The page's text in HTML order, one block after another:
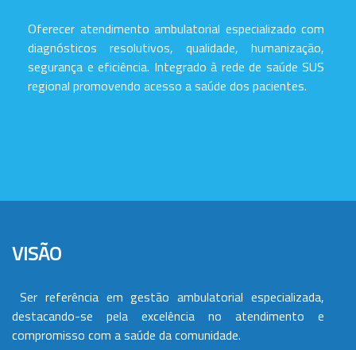
Oferecer atendimento ambulatorial especializado com
diagnósticos resolutivos, qualidade, humanização,
segurança e eficiência. Integrado à rede de saúde SUS
regional promovendo acesso a saúde dos pacientes.
VISÃO
Ser referência em gestão ambulatorial especializada,
destacando-se pela excelência no atendimento e
compromisso com a saúde da comunidade.